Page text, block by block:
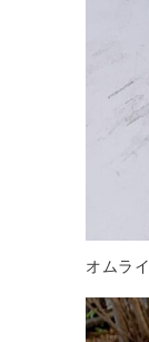
オムラ